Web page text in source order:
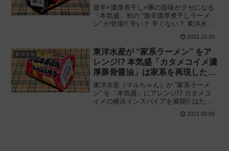
る一杯!!
激辛×濃厚煮干し×豚の旨味がクセになる
「本気盛」初の “激辛濃厚煮干しラーメ
ン” が登場!! 辛い？ 辛くない？ 東洋水産
（マジモリ）激辛ニボ」を食べてみた感
想と評価・レビューです。
2021.10.20
東洋水産
東洋水産が “家系ラーメン” をア
レンジ!? 本気盛「カタメコイメ濃
厚豚骨醤油」は家系を再現したカ
ップ麺なのか——
東洋水産（マルちゃん）が “家系ラーメ
ン” を「本気盛」にアレンジ!? カタメコ
イメの横浜インスパイアを展開!! はたし
「本気盛 カタメコイメ濃厚豚骨醤油」を
2021.09.09